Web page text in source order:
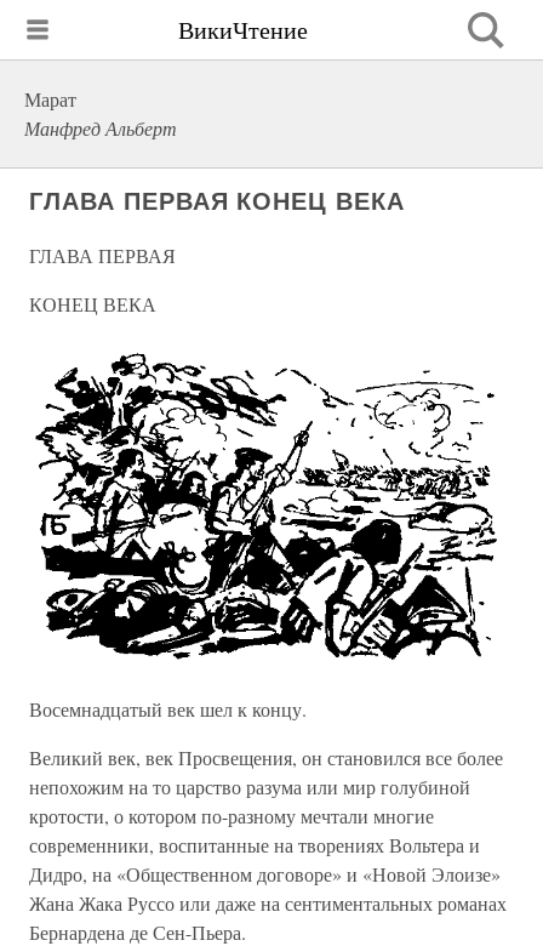
ВикиЧтение
Марат
Манфред Альберт
ГЛАВА ПЕРВАЯ КОНЕЦ ВЕКА
ГЛАВА ПЕРВАЯ
КОНЕЦ ВЕКА
Восемнадцатый век шел к концу.
Великий век, век Просвещения, он становился все более
непохожим на то царство разума или мир голубиной
кротости, о котором по-разному мечтали многие
современники, воспитанные на творениях Вольтера и
Дидро, на «Общественном договоре» и «Новой Элоизе»
Жана Жака Руссо или даже на сентиментальных романах
Бернардена де Сен-Пьера.